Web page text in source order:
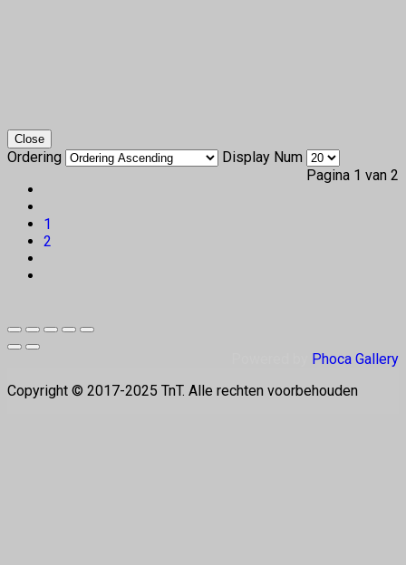
Close
Ordering
Display Num
Pagina 1 van 2
1
2
Phoca Gallery
Copyright © 2017-2025 TnT. Alle rechten voorbehouden